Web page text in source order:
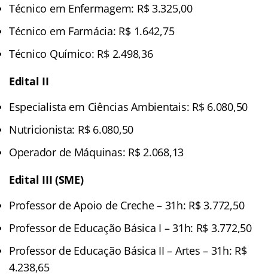
Técnico em Enfermagem: R$ 3.325,00
Técnico em Farmácia: R$ 1.642,75
Técnico Químico: R$ 2.498,36
Edital II
Especialista em Ciências Ambientais: R$ 6.080,50
Nutricionista: R$ 6.080,50
Operador de Máquinas: R$ 2.068,13
Edital III (SME)
Professor de Apoio de Creche – 31h: R$ 3.772,50
Professor de Educação Básica I – 31h: R$ 3.772,50
Professor de Educação Básica II – Artes – 31h: R$
4.238,65